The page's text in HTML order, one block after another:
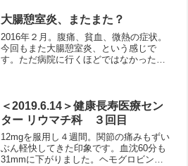
状況になっています。病院でも、院内で
の集団感染が何カ所でも...
大腸憩室炎、またまた？
2016年２月。腹痛、貧血、微熱の症状。
今回もまた大腸憩室炎、という感じで
す。ただ病院に行くほどではなかったた
憩室炎と断定はできませ...
＜2019.6.14＞健康長寿医療セン
ター リウマチ科 ３回目
12mgを服用し４週間。関節の痛みもずい
ぶん軽快してきた印象です。血沈60分も
31mmに下がりました。ヘモグロビンは